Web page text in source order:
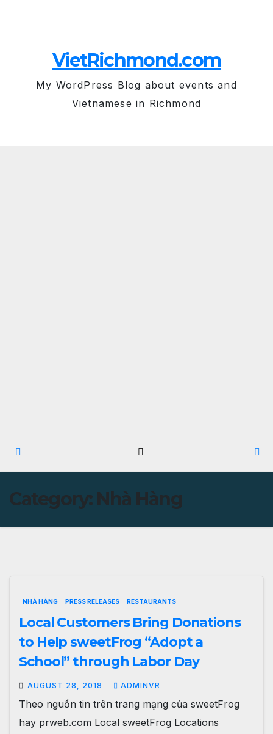
VietRichmond.com
My WordPress Blog about events and
Vietnamese in Richmond
Category: Nhà Hàng
NHÀ HÀNG PRESS RELEASES RESTAURANTS
Local Customers Bring Donations
to Help sweetFrog “Adopt a
School” through Labor Day
AUGUST 28, 2018 ADMINVR
Theo nguồn tin trên trang mạng của sweetFrog
hay prweb.com Local sweetFrog Locations